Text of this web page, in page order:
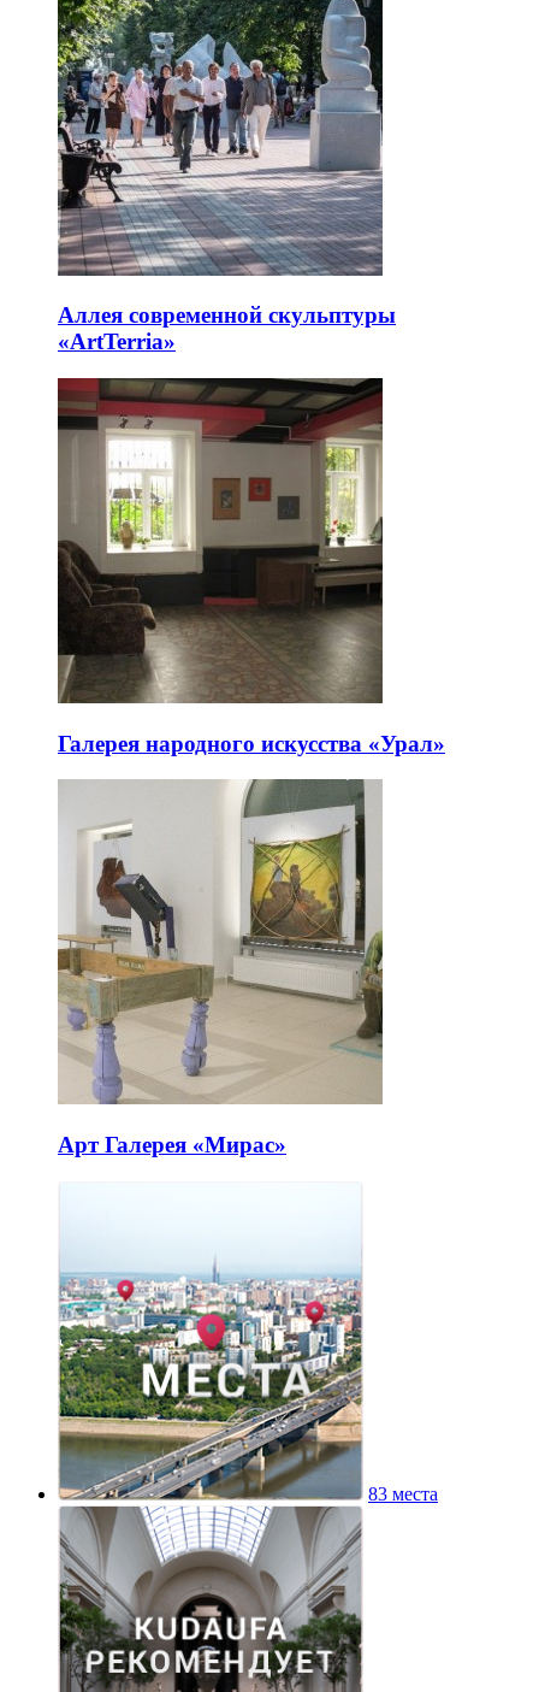
Аллея современной скульптуры
«ArtTerria»
Галерея народного искусства «Урал»
Арт Галерея «Мирас»
83 места